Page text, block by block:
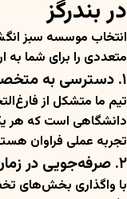
در بندرگز
انتخاب موسسه سبز
متعددی را برای شما به
۱. دسترسی به متخصصان مجرب و متعهد:
تیم ما متشکل از
دانشگاهی است که هر
تجربه عملی فراوان
۲. صرفه‌جویی در زمان و انرژی:
با واگذاری بخش‌های